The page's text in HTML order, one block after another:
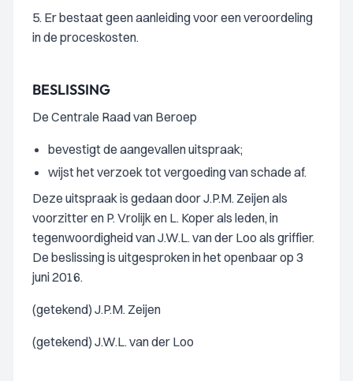
5. Er bestaat geen aanleiding voor een veroordeling
in de proceskosten.
BESLISSING
De Centrale Raad van Beroep
bevestigt de aangevallen uitspraak;
wijst het verzoek tot vergoeding van schade af.
Deze uitspraak is gedaan door J.P.M. Zeijen als
voorzitter en P. Vrolijk en L. Koper als leden, in
tegenwoordigheid van J.W.L. van der Loo als griffier.
De beslissing is uitgesproken in het openbaar op 3
juni 2016.
(getekend) J.P.M. Zeijen
(getekend) J.W.L. van der Loo